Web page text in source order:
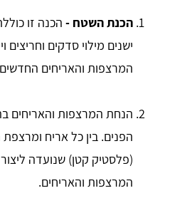
הכנת השטח - הכנה זו
ישנים מילוי סדקים
המרצפות והאריחים
הנחת המרצפות והאריחים
הפנים. בין כל אריח ומרצפת
(פלסטיק קטן) שנועדה ליצור
המרצפות והאריחים.